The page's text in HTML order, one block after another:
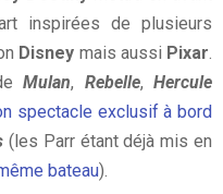
inspirées de plusieurs
Disney mais aussi Pixar.
Mulan, Rebelle,Hercule
spectacle exclusif à bord
(les Parr étant déjà mis en
bateau).